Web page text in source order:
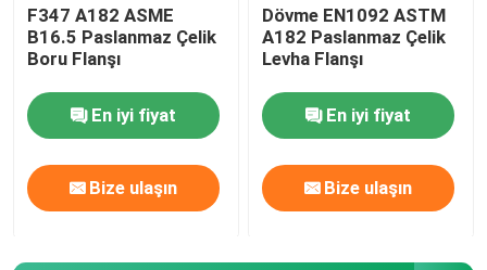
F347 A182 ASME
B16.5 Paslanmaz Çelik
Boru Flanşı
En iyi fiyat
Bize ulaşın
Dövme EN1092 ASTM
A182 Paslanmaz Çelik
Levha Flanşı
En iyi fiyat
Bize ulaşın